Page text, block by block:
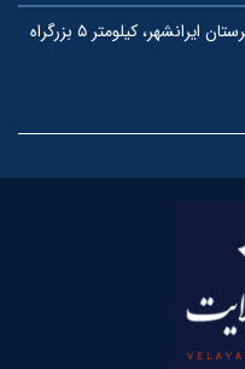
استان سیستان و بلوچستان، شهرستان ایرانشهر، کیلومتر ۵ بزرگراه